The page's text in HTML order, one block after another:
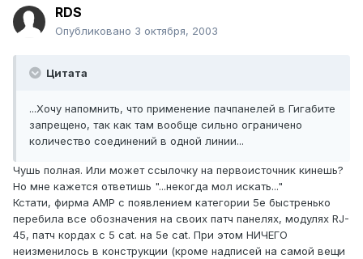
RDS
Опубликовано 3 октября, 2003
Цитата
...Хочу напомнить, что применение пачпанелей в Гигабите
запрещено, так как там вообще сильно ограничено
количество соединений в одной линии...
Чушь полная. Или может ссылочку на первоисточник кинешь?
Но мне кажется ответишь "...некогда мол искать..."
Кстати, фирма АМР с появлением категории 5е быстренько
перебила все обозначения на своих патч панелях, модулях RJ-
45, патч кордах с 5 cat. на 5е cat. При этом НИЧЕГО
неизменилось в конструкции (кроме надписей на самой вещи